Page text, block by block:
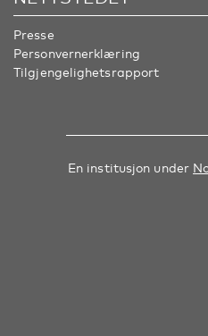
Presse
Personvernerklæring
Tilgjengelighetsrapport
En institusjon under